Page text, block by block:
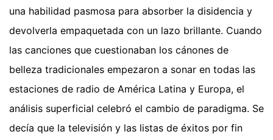
una habilidad pasmosa para absorber la disidencia y
devolverla empaquetada con un lazo brillante. Cuando
las canciones que cuestionaban los cánones de
belleza tradicionales empezaron a sonar en todas las
estaciones de radio de América Latina y Europa, el
análisis superficial celebró el cambio de paradigma. Se
decía que la televisión y las listas de éxitos por fin